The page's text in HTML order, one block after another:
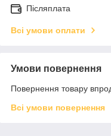
Післяплата
Всі умови оплати
Умови повернення
Повернення товару
Всі умови повернення